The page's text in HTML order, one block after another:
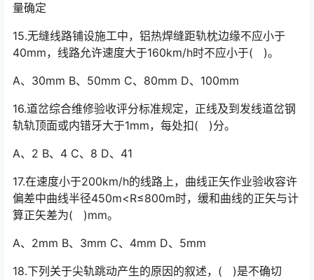
量确定
15.无缝线路铺设施工中，铝热焊缝距轨枕边缘不应小于
40mm，线路允许速度大于160km/h时不应小于( )。
A、30mm B、50mm C、80mm D、100mm
16.道岔综合维修验收评分标准规定，正线及到发线道岔钢
轨轨顶面或内错牙大于1mm，每处扣( )分。
A、2 B、4 C、8 D、41
17.在速度小于200km/h的线路上，曲线正矢作业验收容许
偏差中曲线半径450m<R≤800m时，缓和曲线的正矢与计
算正矢差为( )mm。
A、2mm B、3mm C、4mm D、5mm
18.下列关于尖轨跳动产生的原因的叙述，( )是不确切